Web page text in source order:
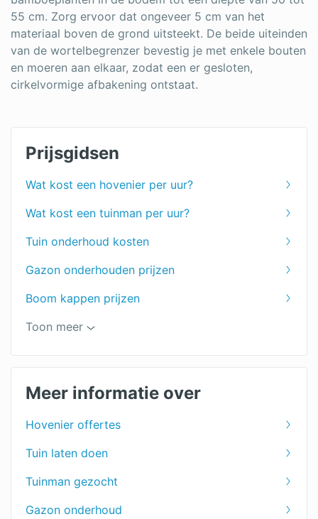
55 cm. Zorg ervoor dat ongeveer 5 cm van het
materiaal boven de grond uitsteekt. De beide uiteinden
van de wortelbegrenzer bevestig je met enkele bouten
en moeren aan elkaar, zodat een er gesloten,
cirkelvormige afbakening ontstaat.
Prijsgidsen
Wat kost een hovenier per uur?
Wat kost een tuinman per uur?
Tuin onderhoud kosten
Gazon onderhouden prijzen
Boom kappen prijzen
Boomstronk verwijderen kosten
Beschoeiing kosten
Boom snoeien kosten
Toon meer
Meer informatie over
Hovenier offertes
Tuin laten doen
Tuinman gezocht
Gazon onderhoud